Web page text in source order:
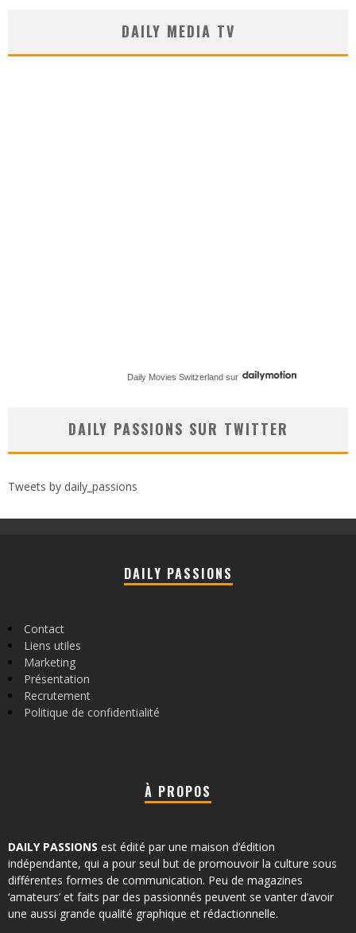
DAILY MEDIA TV
Daily Movies Switzerland sur
DAILY PASSIONS SUR TWITTER
Tweets by daily_passions
DAILY PASSIONS
Contact
Liens utiles
Marketing
Présentation
Recrutement
Politique de confidentialité
À PROPOS
DAILY PASSIONS est édité par une maison d’édition
indépendante, qui a pour seul but de promouvoir la culture sous
différentes formes de communication. Peu de magazines
‘amateurs’ et faits par des passionnés peuvent se vanter d’avoir
une aussi grande qualité graphique et rédactionnelle.